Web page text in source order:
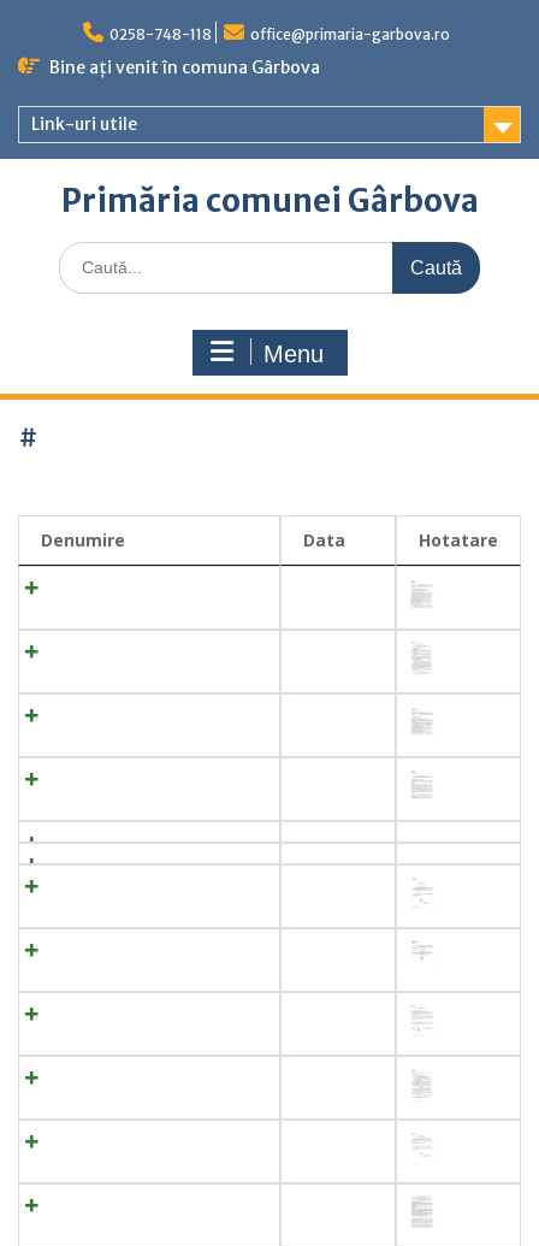
content
0258-748-118 office@primaria-garbova.ro
Bine ați venit în comuna Gârbova
Link-uri utile
Primăria comunei Gârbova
Caută
for:
Menu
#
Denumire Data Hotatare